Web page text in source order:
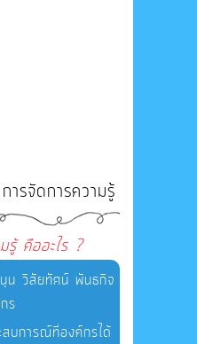
การจัดการความรู้
รู้ คืออะไร ?
น วิสัยทัศน์ พันธกิจ
ร
บการณ์ที่องค์กรได้